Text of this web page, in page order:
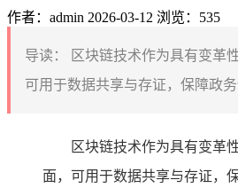
作者：admin 2026-03-12 浏览：535
导读：
区块链技术作为具有变革
可用于数据共享与存证，保障政
区块链技术作为具有变革
面，可用于数据共享与存证，